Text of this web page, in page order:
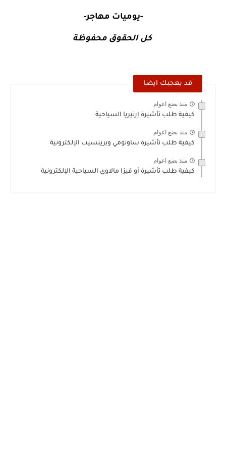
-يوميات مهاجر-
كل الحقوق محفوظة
قد يعجبك ايضا
منذ بضع اعوام
كيفية طلب تأشيرة إرتيريا السياحية
منذ بضع اعوام
كيفية طلب تأشيرة ساوتومي وبرينسيب الإلكترونية
منذ بضع اعوام
كيفية طلب تأشيرة أو فيزا مالاوي السياحية الإلكترونية